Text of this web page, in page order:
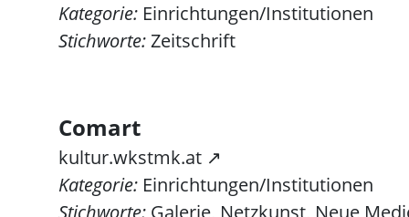
Kategorie: Einrichtungen/Institutionen
Stichworte:Zeitschrift
Comart
kultur.wkstmk.at ↗
Kategorie: Einrichtungen/Institutionen
Stichworte: Galerie, Netzkunst, Neue